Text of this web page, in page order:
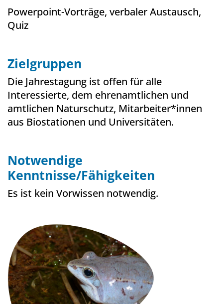
Powerpoint-Vorträge, verbaler Austausch,
Quiz
Zielgruppen
Die Jahrestagung ist offen für alle
Interessierte, dem ehrenamtlichen und
amtlichen Naturschutz, Mitarbeiter*innen
aus Biostationen und Universitäten.
Notwendige
Kenntnisse/Fähigkeiten
Es ist kein Vorwissen notwendig.